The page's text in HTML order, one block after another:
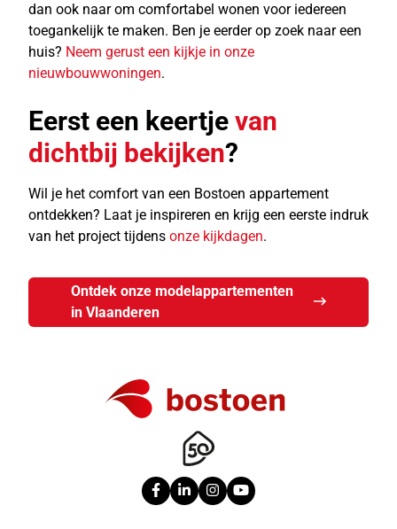
dan ook naar om comfortabel wonen voor iedereen
toegankelijk te maken. Ben je eerder op zoek naar een
huis? Neem gerust een kijkje in onze
nieuwbouwwoningen.
Eerst een keertje van
dichtbij bekijken?
Wil je het comfort van een Bostoen appartement
ontdekken? Laat je inspireren en krijg een eerste indruk
van het project tijdens onze kijkdagen.
Ontdek onze modelappartementen
in Vlaanderen